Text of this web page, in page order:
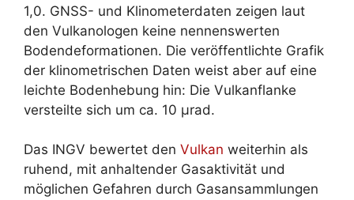
1,0. GNSS- und Klinometerdaten zeigen laut
den Vulkanologen keine nennenswerten
Bodendeformationen. Die veröffentlichte Grafik
der klinometrischen Daten weist aber auf eine
leichte Bodenhebung hin: Die Vulkanflanke
versteilte sich um ca. 10 µrad.
Das INGV bewertet den Vulkan weiterhin als
ruhend, mit anhaltender Gasaktivität und
möglichen Gefahren durch Gasansammlungen